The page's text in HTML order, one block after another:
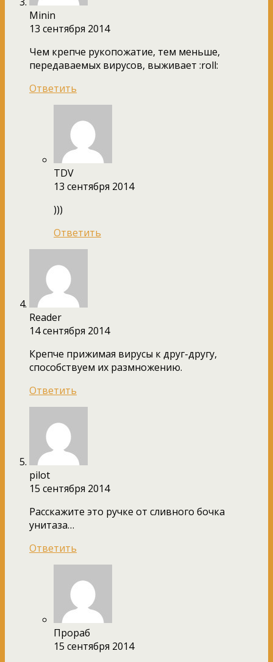
Minin
13 сентября 2014
Чем крепче рукопожатие, тем меньше,
передаваемых вирусов, выживает :roll:
Ответить
TDV
13 сентября 2014
)))
Ответить
Reader
14 сентября 2014
Крепче прижимая вирусы к друг-другу,
способствуем их размножению.
Ответить
pilot
15 сентября 2014
Расскажите это ручке от сливного бочка
унитаза…
Ответить
Прораб
15 сентября 2014